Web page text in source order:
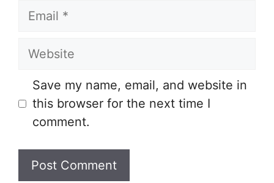
Email
Website
Save my name, email, and website in
this browser for the next time I
comment.